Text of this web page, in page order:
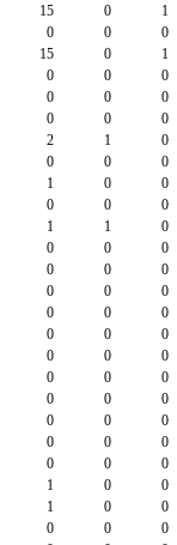
15 0
1
0 0
0
15 0
1
0 0
0
0 0
0
0 0
0
2 1
0
0 0
0
1 0
0
0 0
0
1 1
0
0 0
0
0 0
0
0 0
0
0 0
0
0 0
0
0 0
0
0 0
0
0 0
0
0 0
0
0 0
0
0 0
0
1 0
0
1 0
0
0 0
0